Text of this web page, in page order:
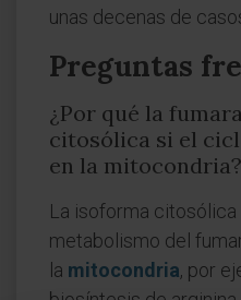
unas decenas de
Preguntas
¿Por qué la
citosólica si el
en la mitocondria?
La isoforma citosólica
metabolismo del
la mitocondria, por